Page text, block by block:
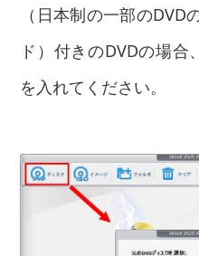
（日本制の一部の
ド）付きのDVDの場合
を入れてください。